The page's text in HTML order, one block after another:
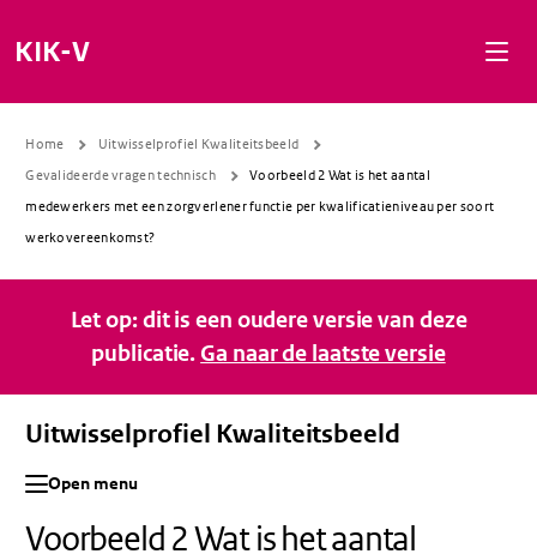
KIK-V
Home
Uitwisselprofiel Kwaliteitsbeeld
Gevalideerde vragen technisch
Voorbeeld 2 Wat is het aantal
medewerkers met een zorgverlener functie per kwalificatieniveau per soort
werkovereenkomst?
Let op: dit is een oudere versie van deze
publicatie. Ga naar de laatste versie
Uitwisselprofiel Kwaliteitsbeeld
Open menu
Voorbeeld 2 Wat is het aantal